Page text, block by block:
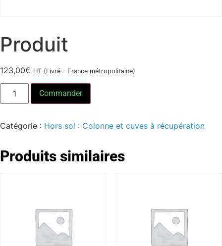
Produit
123,00€ HT (Livré - France métropolitaine)
Commander
Catégorie : Hors sol : Colonne et cuves à récupération
Produits similaires